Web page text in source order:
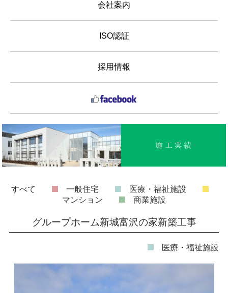
会社案内
ISO認証
採用情報
すべて 一般住宅
医療・福祉施設
マンション
商業施設
グループホーム新城富沢の家新築工事
医療・福祉施設